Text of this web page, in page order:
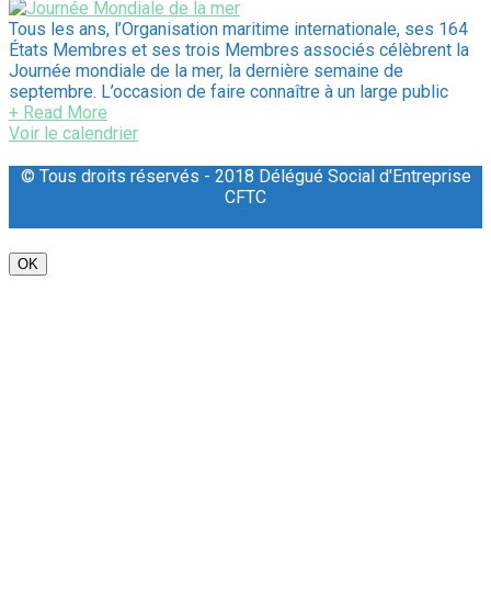
Tous les ans, l’Organisation maritime internationale, ses 164
États Membres et ses trois Membres associés célèbrent la
Journée mondiale de la mer, la dernière semaine de
septembre. L’occasion de faire connaître à un large public
+ Read More
Voir le calendrier
© Tous droits réservés - 2018 Délégué Social d'Entreprise
CFTC
OK